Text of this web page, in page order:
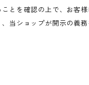
とを確認の上で、お客
当ショップが開示の義